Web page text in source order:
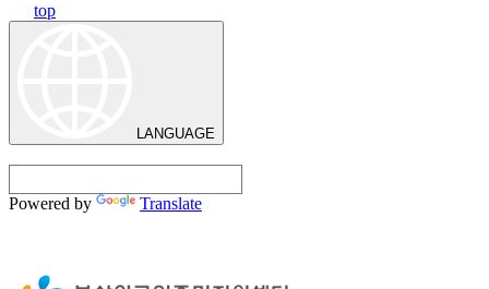
top
LANGUAGE
Powered by Translate